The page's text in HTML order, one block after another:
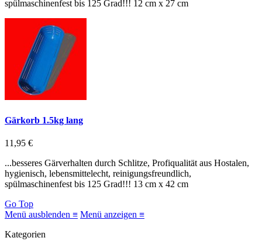
spülmaschinenfest bis 125 Grad!!! 12 cm x 27 cm
Gärkorb 1.5kg lang
11,95 €
...besseres Gärverhalten durch Schlitze, Profiqualität aus Hostalen,
hygienisch, lebensmittelecht, reinigungsfreundlich,
spülmaschinenfest bis 125 Grad!!! 13 cm x 42 cm
Go Top
Menü ausblenden ≡ Menü anzeigen ≡
Kategorien